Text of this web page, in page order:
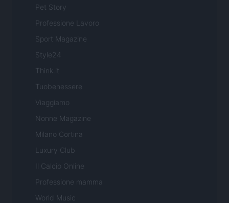
Pet Story
Professione Lavoro
Sport Magazine
Style24
Think.it
Tuobenessere
Viaggiamo
Nonne Magazine
Milano Cortina
Luxury Club
Il Calcio Online
Professione mamma
World Music